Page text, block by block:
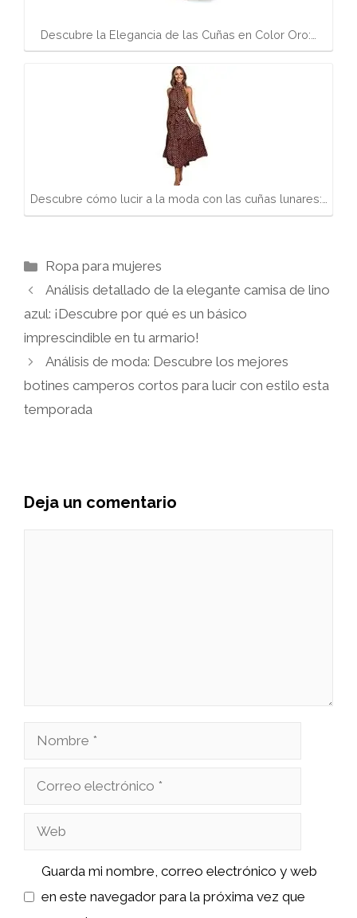
Descubre la Elegancia de las Cuñas en Color Oro:…
Descubre cómo lucir a la moda con las cuñas lunares:…
Categorías
Ropa para mujeres
Análisis detallado de la elegante camisa de lino
azul: ¡Descubre por qué es un básico
imprescindible en tu armario!
Análisis de moda: Descubre los mejores
botines camperos cortos para lucir con estilo esta
temporada
Deja un comentario
Nombre
Correo
Web
Guarda mi nombre, correo electrónico y web
en este navegador para la próxima vez que